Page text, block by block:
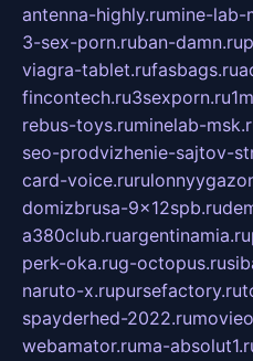
antenna-highly.rumine-lab-
3-sex-porn.ruban-damn.ru
viagra-tablet.rufasbags.ru
fincontech.ru3sexporn.ru
rebus-toys.ruminelab-
seo-prodvizhenie-sajtov-
card-voice.ru
domizbrusa-9x12spb.ru
a380club.ruargentinamia.ru
perk-oka.rug-octopus.ru
naruto-x.rupursefactory.ru
spayderhed-2022.ru
webamator.ruma-